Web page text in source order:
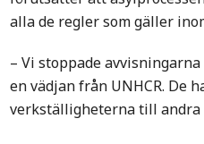
alla de regler som gäller
– Vi stoppade
en vädjan från UNHCR. De
verkställigheterna till andra